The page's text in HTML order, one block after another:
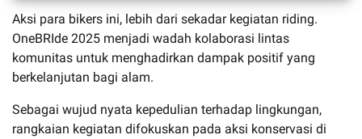
Aksi para bikers ini, lebih dari sekadar kegiatan riding.
OneBRIde 2025 menjadi wadah kolaborasi lintas
komunitas untuk menghadirkan dampak positif yang
berkelanjutan bagi alam.
Sebagai wujud nyata kepedulian terhadap lingkungan,
rangkaian kegiatan difokuskan pada aksi konservasi di